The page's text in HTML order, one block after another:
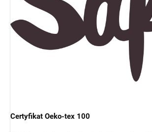
Certyfikat Oeko-tex 100